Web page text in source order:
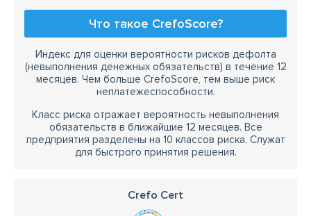
Что такое CrefoScore?
Индекс для оценки вероятности рисков дефолта
(невыполнения денежных обязательств) в течение 12
месяцев. Чем больше CrefoScore, тем выше риск
неплатежеспособности.
Класс риска отражает вероятность невыполнения
обязательств в ближайшие 12 месяцев. Все
предприятия разделены на 10 классов риска. Служат
для быстрого принятия решения.
Crefo Cert